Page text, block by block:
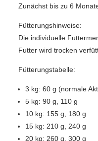
Zunächst bis zu 6
Fütterungshinweise:
Die individuelle
Futter wird trocken
Fütterungstabelle:
3 kg: 60 g (normale
5 kg: 90 g, 110 g
10 kg: 155 g, 180 g
15 kg: 210 g, 240 g
20 kg: 260 g, 300 g